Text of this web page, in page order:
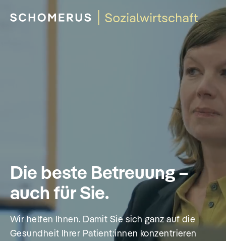
Die beste Betreuung –
auch für Sie.
Wir helfen Ihnen. Damit Sie sich ganz auf die
Gesundheit Ihrer Patient:innen konzentrieren